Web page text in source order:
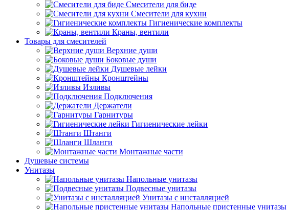
Смесители для биде
Смесители для кухни
Гигиенические комплекты
Краны, вентили
Товары для смесителей
Верхние души
Боковые души
Душевые лейки
Кронштейны
Изливы
Подключения
Держатели
Гарнитуры
Гигиенические лейки
Штанги
Шланги
Монтажные части
Душевые системы
Унитазы
Напольные унитазы
Подвесные унитазы
Унитазы с инсталляцией
Напольные пристенные унитазы